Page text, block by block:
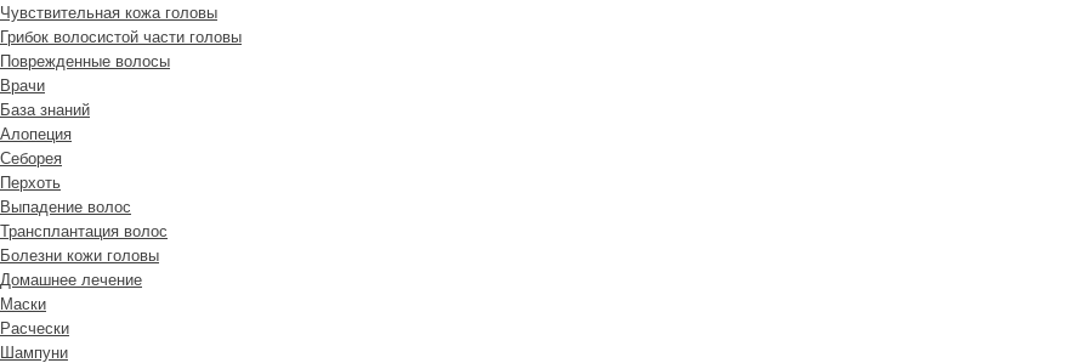
Чувствительная кожа головы
Грибок волосистой части головы
Поврежденные волосы
Врачи
База знаний
Алопеция
Себорея
Перхоть
Выпадение волос
Трансплантация волос
Болезни кожи головы
Домашнее лечение
Маски
Расчески
Шампуни